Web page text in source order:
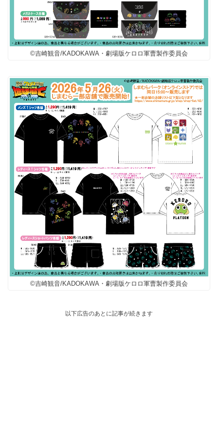
©吉崎観音/KADOKAWA・劇場版ケロロ軍曹製作委員会
©吉崎観音/KADOKAWA・劇場版ケロロ軍曹製作委員会
以下広告のあとに記事が続きます